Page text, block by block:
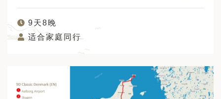
9天8晚
适合家庭同行